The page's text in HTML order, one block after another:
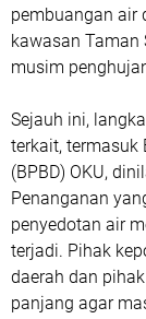
pembuangan air
kawasan Taman
musim
Sejauh ini,
terkait, termasuk
(BPBD) OKU,
Penanganan
penyedotan air
terjadi. Pihak
daerah dan
panjang agar